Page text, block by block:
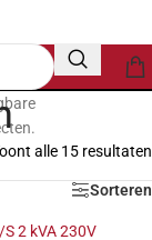
alle 15 resultaten
Sorteren